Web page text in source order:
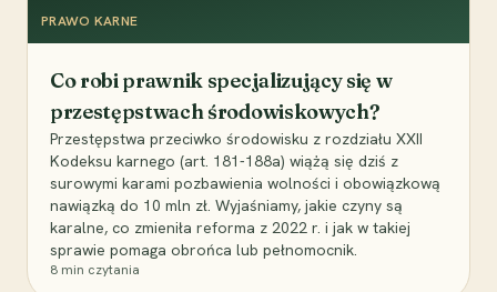
PRAWO KARNE
Co robi prawnik specjalizujący się w
przestępstwach środowiskowych?
Przestępstwa przeciwko środowisku z rozdziału XXII
Kodeksu karnego (art. 181-188a) wiążą się dziś z
surowymi karami pozbawienia wolności i obowiązkową
nawiązką do 10 mln zł. Wyjaśniamy, jakie czyny są
karalne, co zmieniła reforma z 2022 r. i jak w takiej
sprawie pomaga obrońca lub pełnomocnik.
8 min czytania